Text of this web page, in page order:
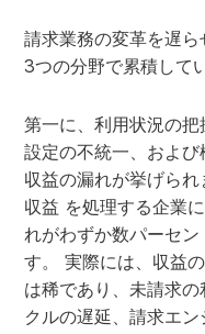
請求業務の変革を遅ら
3つの分野で累積して
第一に、利用状況の
設定の不統一、およ
収益の漏れが挙げら
収益 を処理する企業
れがわずか数パーセ
す。 実際には、収益
は稀であり、未請求
クルの遅延、請求エ